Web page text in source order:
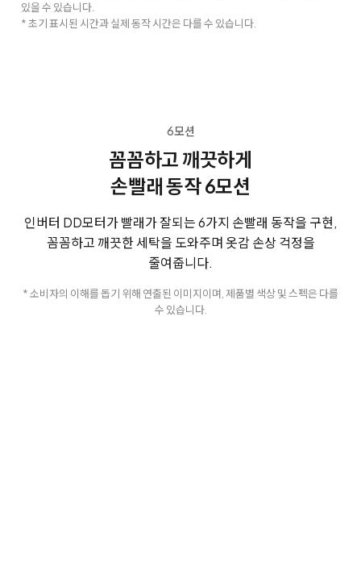
있을 수 있습니다.
* 초기 표시된 시간과 실제 동작 시간은 다를 수 있습니다.
6모션
꼼꼼하고 깨끗하게
손빨래 동작 6모션
인버터 DD모터가 빨래가 잘되는 6가지 손빨래 동작을 구현,
꼼꼼하고 깨끗한 세탁을 도와주며 옷감 손상 걱정을
줄여줍니다.
* 소비자의 이해를 돕기 위해 연출된 이미지이며, 제품별 색상 및 스펙은 다를
수 있습니다.